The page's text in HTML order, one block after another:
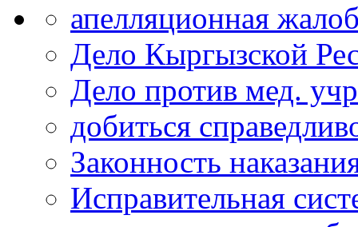
апелляционная
Дело Кыргызской
Дело против мед.
добиться
Законность
Исправительная